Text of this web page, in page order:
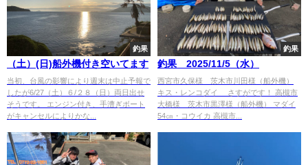
釣果
（土）(日)船外機付き空いてます
当初、台風の影響により週末は中止予報で
したが6/27（土）６/２８（日）両日出せ
そうです。 エンジン付き、手漕ぎボート
がキャンセルによりかな...
釣果
釣果 2025/11/5（水）
西宮市久保様 茨木市川田様（船外機）
キス・レンコダイ さすがです！ 高槻市
大橋様 茨木市黒澤様（船外機） マダイ
54㎝・コウイカ 高槻市...